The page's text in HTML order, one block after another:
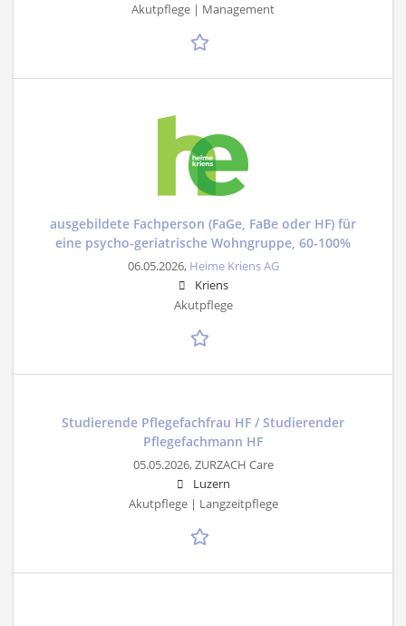
Akutpflege | Management
ausgebildete Fachperson (FaGe, FaBe oder HF) für
eine psycho-geriatrische Wohngruppe, 60-100%
06.05.2026, Heime Kriens AG
Kriens
Akutpflege
Studierende Pflegefachfrau HF / Studierender
Pflegefachmann HF
05.05.2026,ZURZACH Care
Luzern
Akutpflege | Langzeitpflege